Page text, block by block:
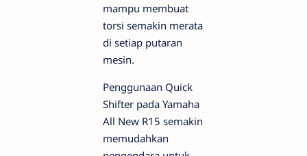
mampu membuat
torsi semakin merata
di setiap putaran
mesin.
Penggunaan Quick
Shifter pada Yamaha
All New R15 semakin
memudahkan